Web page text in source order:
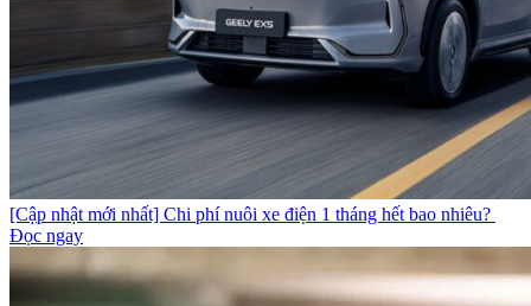
[Cập nhật mới nhất] Chi phí nuôi xe điện 1 tháng hết bao nhiêu?
Đọc ngay